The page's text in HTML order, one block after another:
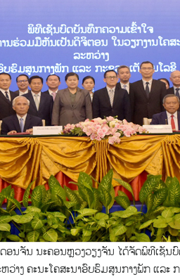
ນຈັນ ນະຄອນຫຼວງວຽງຈັນ ໄດ້ຈັດພິທີເຊັ
າງ ຄະນະໂຄສະນາອົບຮົມສູນກາງພັກ ແລ